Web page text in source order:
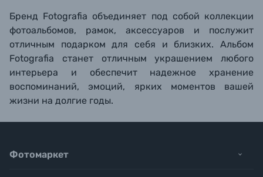
Бренд Fotografia объединяет под собой коллекции
фотоальбомов, рамок, аксессуаров и послужит
отличным подарком для себя и близких. Альбом
Fotografia станет отличным украшением любого
интерьера и обеспечит надежное хранение
воспоминаний, эмоций, ярких моментов вашей
жизни на долгие годы.
Фотомаркет